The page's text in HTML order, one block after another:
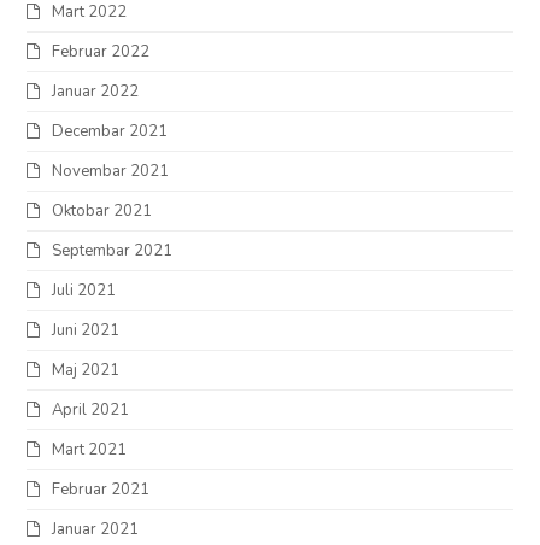
Mart 2022
Februar 2022
Januar 2022
Decembar 2021
Novembar 2021
Oktobar 2021
Septembar 2021
Juli 2021
Juni 2021
Maj 2021
April 2021
Mart 2021
Februar 2021
Januar 2021